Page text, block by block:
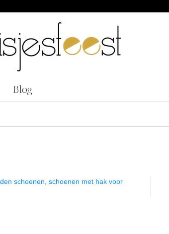
Blog
schoenen schoenen met hak voor